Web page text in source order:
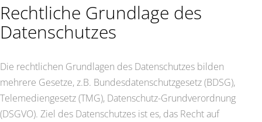
Rechtliche Grundlage des
Datenschutzes
Die rechtlichen Grundlagen des Datenschutzes bilden
mehrere Gesetze, z.B. Bundesdatenschutzgesetz (BDSG),
Telemediengesetz (TMG), Datenschutz-Grundverordnung
(DSGVO). Ziel des Datenschutzes ist es, das Recht auf